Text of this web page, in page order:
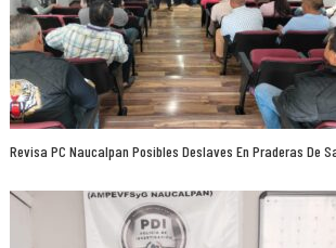
Revisa PC Naucalpan Posibles Deslaves En Praderas De